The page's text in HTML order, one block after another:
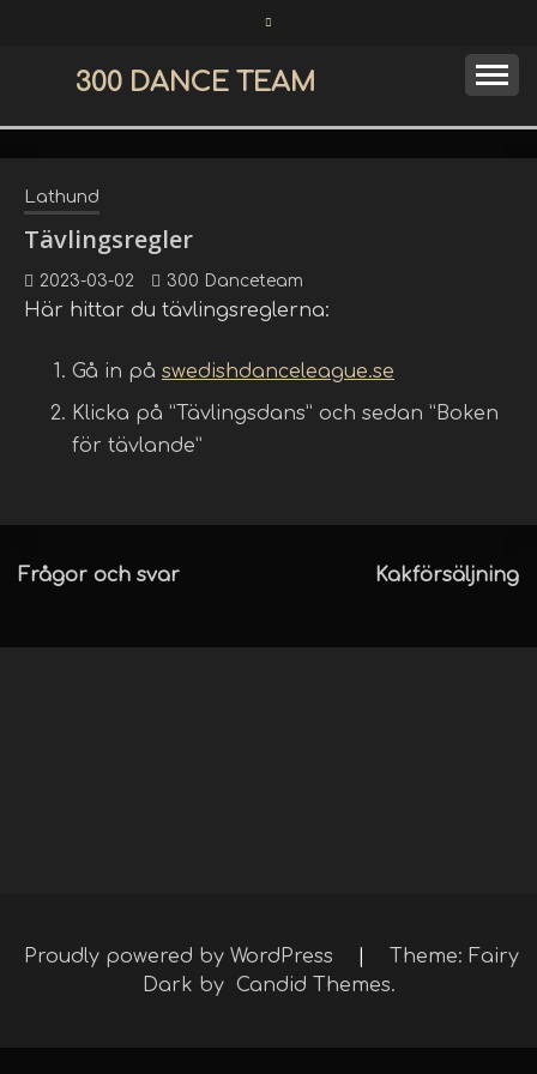
300 DANCE TEAM
Lathund
Tävlingsregler
2023-03-02 300 Danceteam
Här hittar du tävlingsreglerna:
Gå in på swedishdanceleague.se
Klicka på ”Tävlingsdans” och sedan ”Boken
för tävlande”
Inläggsnavigering
Frågor och svar Kakförsäljning
Proudly powered by WordPress
Theme: Fairy
Dark by Candid Themes.